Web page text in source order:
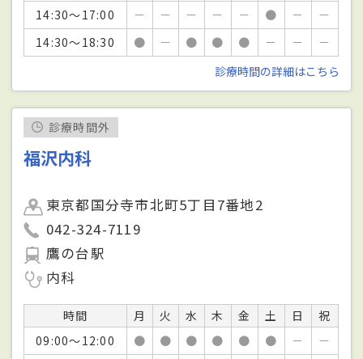
14:30～17:00 － － － － － ● －
－
14:30～18:30
● － ● ● ● － －
－
診療時間の詳細はこちら
診療時間外
福沢内科
東京都国分寺市北町5丁目7番地2
042-324-7119
鷹の台駅
内科
時間 月 火 水 木 金 土 日
祝
09:00～12:00
● ● ● ● ● ● －
－